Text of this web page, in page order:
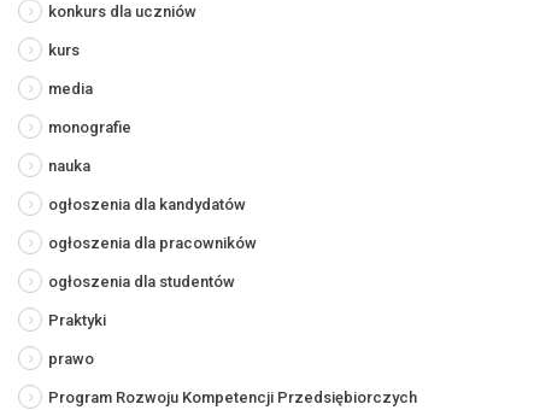
konkurs dla uczniów
kurs
media
monografie
nauka
ogłoszenia dla kandydatów
ogłoszenia dla pracowników
ogłoszenia dla studentów
Praktyki
prawo
Program Rozwoju Kompetencji Przedsiębiorczych